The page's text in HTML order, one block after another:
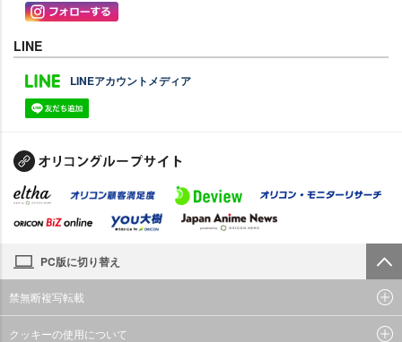
LINE
LINEアカウントメディア
PC版に切り替え
禁無断複写転載
クッキーの使用について